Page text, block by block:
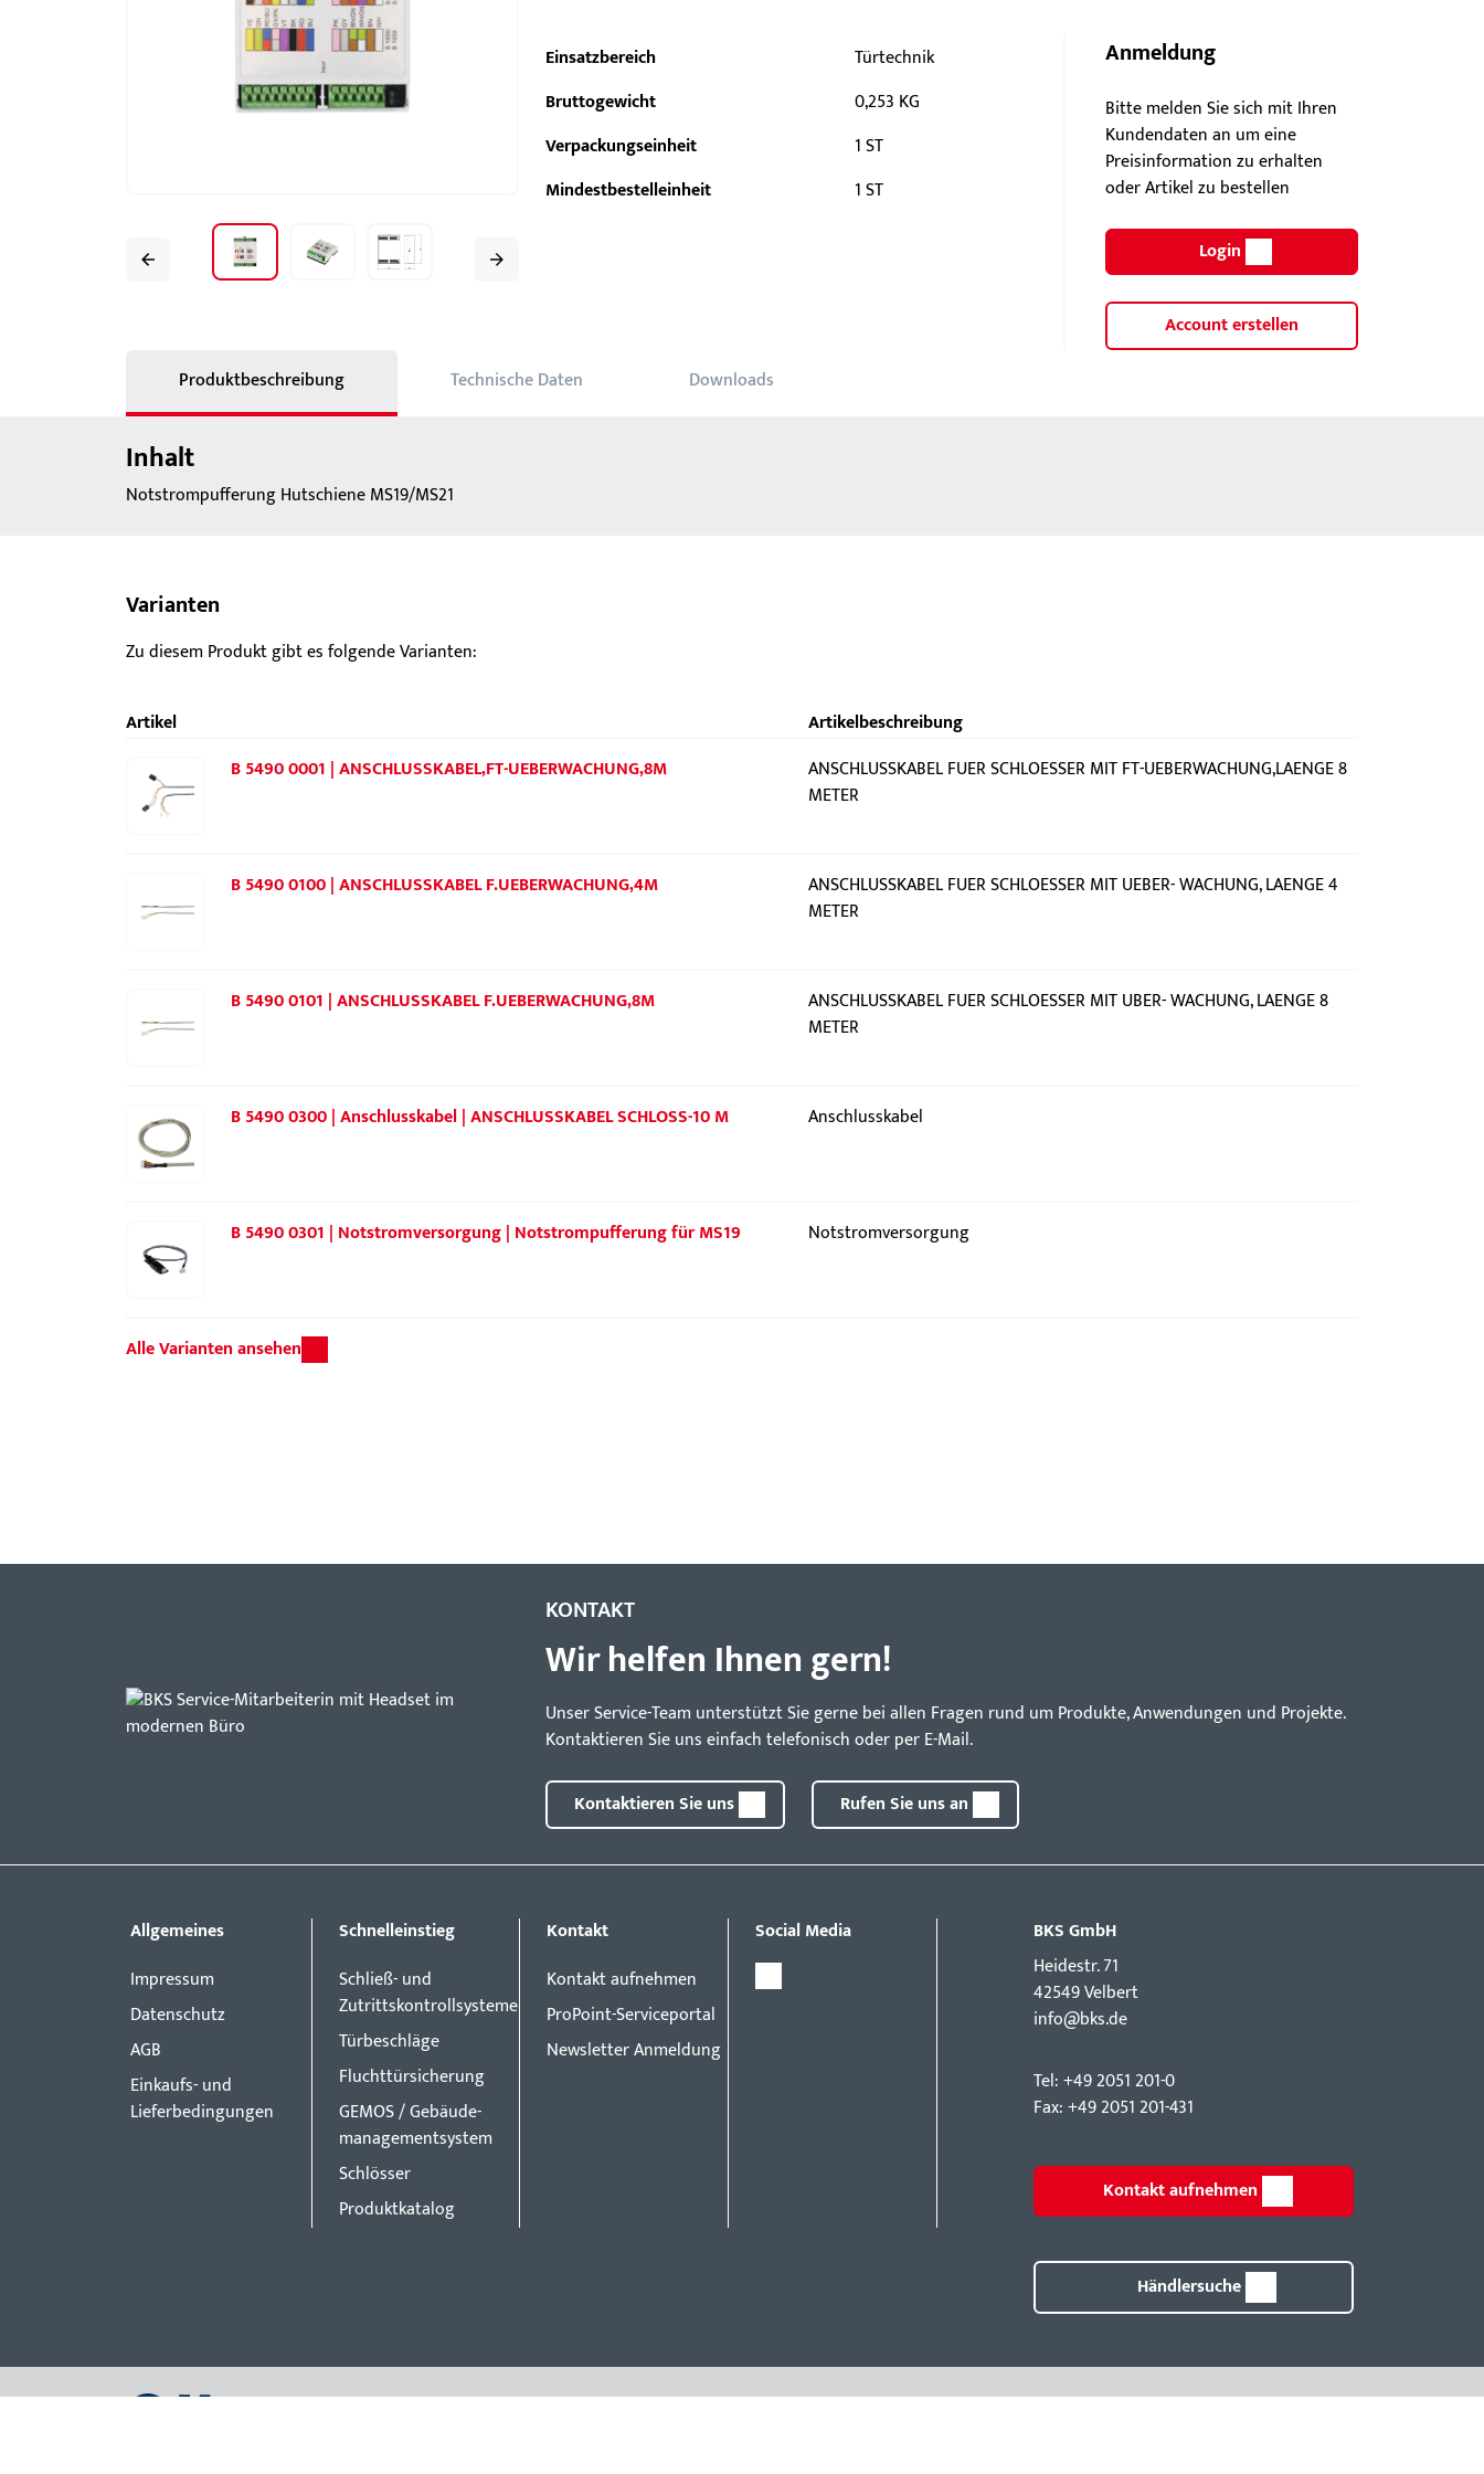
BKS MasterKeySystem
Showroom - BKS
Einsatzbereich
Türtechnik
Bruttogewicht
0,253 KG
Verpackungseinheit
1 ST
Mindestbestelleinheit
1 ST
Anmeldung
Bitte melden Sie sich mit Ihren
Kundendaten an um eine
Preisinformation zu erhalten
oder Artikel zu bestellen
Login
Account erstellen
Produktbeschreibung
Technische Daten Downloads
Inhalt
Notstrompufferung Hutschiene MS19/MS21
Varianten
Zu diesem Produkt gibt es folgende Varianten:
Artikel
Artikelbeschreibung
B 5490 0001 | ANSCHLUSSKABEL,FT-UEBERWACHUNG,8M
ANSCHLUSSKABEL FUER SCHLOESSER MIT FT-UEBERWACHUNG,LAENGE 8
METER
B 5490 0100 | ANSCHLUSSKABEL F.UEBERWACHUNG,4M
ANSCHLUSSKABEL FUER SCHLOESSER MIT UEBER- WACHUNG, LAENGE 4
METER
B 5490 0101 | ANSCHLUSSKABEL F.UEBERWACHUNG,8M
ANSCHLUSSKABEL FUER SCHLOESSER MIT UBER- WACHUNG, LAENGE 8
METER
B 5490 0300 | Anschlusskabel | ANSCHLUSSKABEL SCHLOSS-10 M Anschlusskabel
B 5490 0301 | Notstromversorgung | Notstrompufferung für MS19 Notstromversorgung
Alle Varianten ansehen
KONTAKT
Wir helfen Ihnen gern!
Unser Service-Team unterstützt Sie gerne bei allen Fragen rund um Produkte, Anwendungen und Projekte.
Kontaktieren Sie uns einfach telefonisch oder per E-Mail.
Kontaktieren Sie uns Rufen Sie uns an
Allgemeines
Impressum
Datenschutz
AGB
Einkaufs- und
Lieferbedingungen
Schnelleinstieg
Schließ- und
Zutrittskontrollsysteme
Türbeschläge
Fluchttürsicherung
GEMOS / Gebäude-
managementsystem
Schlösser
Produktkatalog
Kontakt
Kontakt aufnehmen
ProPoint-Serviceportal
Newsletter Anmeldung
Social Media
BKS GmbH
Hei­destr. 71
42549 Velbert
info@bks.de
Tel: +49 2051 201-0
Fax: +49 2051 201-431
Kontakt aufnehmen
Händlersuche